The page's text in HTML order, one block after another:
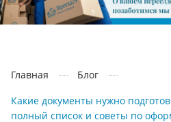
Главная
Блог
Какие документы нужно
полный список и советы по